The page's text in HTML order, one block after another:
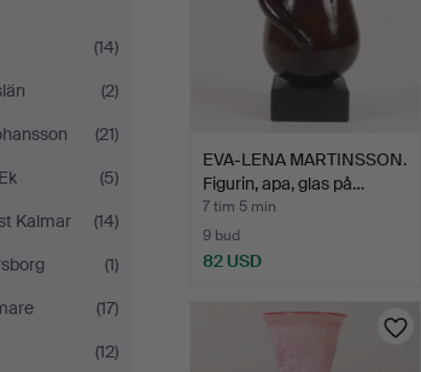
(14)
(2)
(21)
(5)
Kalmar
(14)
(1)
(17)
(12)
EVA-LENA MARTINSSON.
Figurin, apa, glas på…
7 tim 5 min
9 bud
82 USD